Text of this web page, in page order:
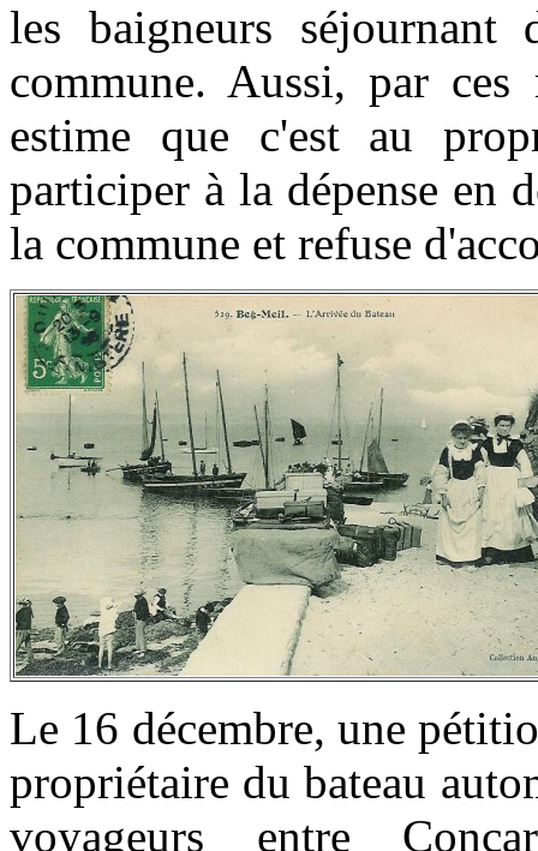
les baigneurs
commune. Aussi, par
estime que c'est au
participer à la dépense en
la commune et refuse
Le 16 décembre, une
propriétaire du bateau
voyageurs entre